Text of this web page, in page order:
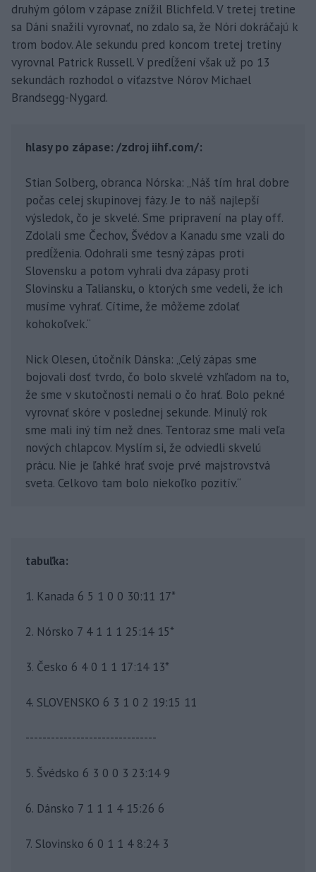
druhým gólom v zápase znížil Blichfeld. V tretej tretine
sa Dáni snažili vyrovnať, no zdalo sa, že Nóri dokráčajú k
trom bodov. Ale sekundu pred koncom tretej tretiny
vyrovnal Patrick Russell. V predĺžení však už po 13
sekundách rozhodol o víťazstve Nórov Michael
Brandsegg-Nygard.
hlasy po zápase: /zdroj iihf.com/:
Stian Solberg, obranca Nórska: „Náš tím hral dobre
počas celej skupinovej fázy. Je to náš najlepší
výsledok, čo je skvelé. Sme pripravení na play off.
Zdolali sme Čechov, Švédov a Kanadu sme vzali do
predĺženia. Odohrali sme tesný zápas proti
Slovensku a potom vyhrali dva zápasy proti
Slovinsku a Taliansku, o ktorých sme vedeli, že ich
musíme vyhrať. Cítime, že môžeme zdolať
kohokoľvek.“
Nick Olesen, útočník Dánska: „Celý zápas sme
bojovali dosť tvrdo, čo bolo skvelé vzhľadom na to,
že sme v skutočnosti nemali o čo hrať. Bolo pekné
vyrovnať skóre v poslednej sekunde. Minulý rok
sme mali iný tím než dnes. Tentoraz sme mali veľa
nových chlapcov. Myslím si, že odviedli skvelú
prácu. Nie je ľahké hrať svoje prvé majstrovstvá
sveta. Celkovo tam bolo niekoľko pozitív.“
tabuľka:
1. Kanada 6 5 1 0 0 30:11 17*
2. Nórsko 7 4 1 1 1 25:14 15*
3. Česko 6 4 0 1 1 17:14 13*
4. SLOVENSKO 6 3 1 0 2 19:15 11
-------------------------------
5. Švédsko 6 3 0 0 3 23:14 9
6. Dánsko 7 1 1 1 4 15:26 6
7. Slovinsko 6 0 1 1 4 8:24 3